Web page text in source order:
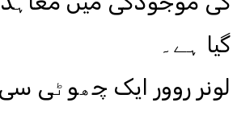
گیا ہے۔
لونر روور ایک چھوٹی